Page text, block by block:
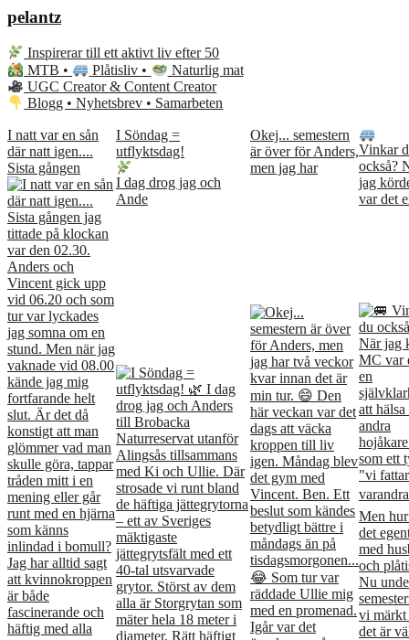
pelantz
Inspirerar till ett aktivt liv efter 50
MTB •
Plåtisliv •
Naturlig mat
UGC Creator & Content Creator
Blogg • Nyhetsbrev • Samarbeten
I natt var en sån
där natt igen....
Sista gången
I Söndag =
utflyktsdag!
I dag drog jag och
Ande
Okej... semestern
är över för Anders,
men jag har
Vinkar
också?
jag
var det